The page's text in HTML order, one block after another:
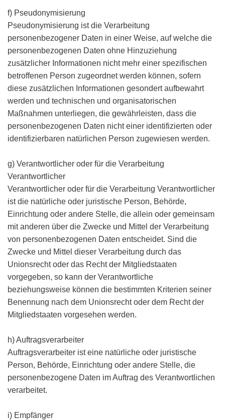
f) Pseudonymisierung
Pseudonymisierung ist die Verarbeitung
personenbezogener Daten in einer Weise, auf welche die
personenbezogenen Daten ohne Hinzuziehung
zusätzlicher Informationen nicht mehr einer spezifischen
betroffenen Person zugeordnet werden können, sofern
diese zusätzlichen Informationen gesondert aufbewahrt
werden und technischen und organisatorischen
Maßnahmen unterliegen, die gewährleisten, dass die
personenbezogenen Daten nicht einer identifizierten oder
identifizierbaren natürlichen Person zugewiesen werden.
g) Verantwortlicher oder für die Verarbeitung
Verantwortlicher
Verantwortlicher oder für die Verarbeitung Verantwortlicher
ist die natürliche oder juristische Person, Behörde,
Einrichtung oder andere Stelle, die allein oder gemeinsam
mit anderen über die Zwecke und Mittel der Verarbeitung
von personenbezogenen Daten entscheidet. Sind die
Zwecke und Mittel dieser Verarbeitung durch das
Unionsrecht oder das Recht der Mitgliedstaaten
vorgegeben, so kann der Verantwortliche
beziehungsweise können die bestimmten Kriterien seiner
Benennung nach dem Unionsrecht oder dem Recht der
Mitgliedstaaten vorgesehen werden.
h) Auftragsverarbeiter
Auftragsverarbeiter ist eine natürliche oder juristische
Person, Behörde, Einrichtung oder andere Stelle, die
personenbezogene Daten im Auftrag des Verantwortlichen
verarbeitet.
i) Empfänger